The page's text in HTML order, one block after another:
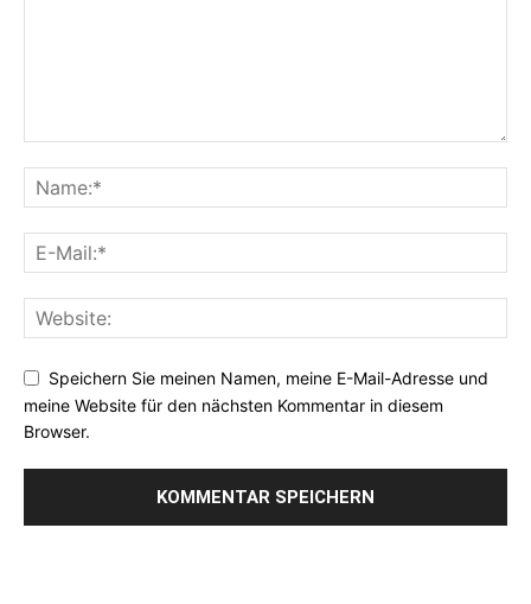
Speichern Sie meinen Namen, meine E-Mail-Adresse und
meine Website für den nächsten Kommentar in diesem
Browser.